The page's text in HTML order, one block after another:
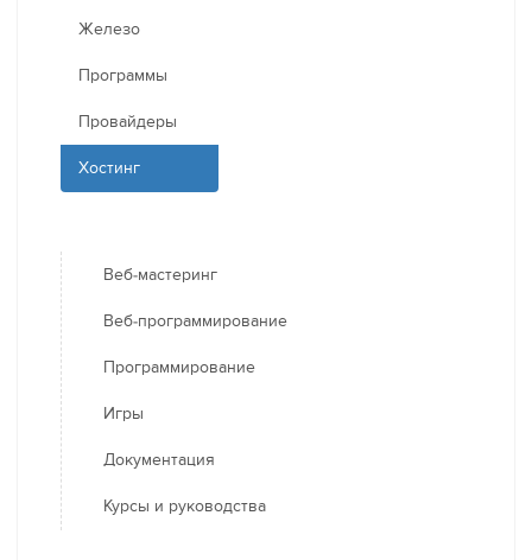
Железо
Программы
Провайдеры
Хостинг
Веб-мастеринг
Веб-программирование
Программирование
Игры
Документация
Курсы и руководства